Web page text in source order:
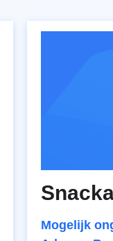
Mogelijk